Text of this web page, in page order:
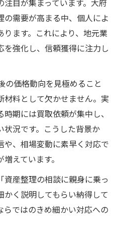
目が集まっています。大府
需要が高まる中、個人によ
ます。これにより、地元業
強化し、信頼獲得に注力し
の価格動向を見極めること
材料として欠かせません。実
期には買取依頼が集中し、
況です。こうした背景か
や、相場変動に素早く対応で
えています。
産整理の相談に親身に乗っ
く説明してもらい納得して
ではのきめ細かい対応への